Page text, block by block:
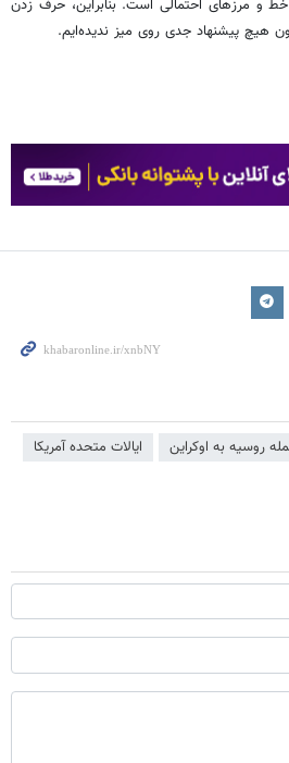
و مرزهای احتمالی است. بنابراین، حرف زدن
هیچ پیشنهاد جدی روی میز ندیده‌ایم.
روسیه به اوکراین
ایالات متحده آمریکا